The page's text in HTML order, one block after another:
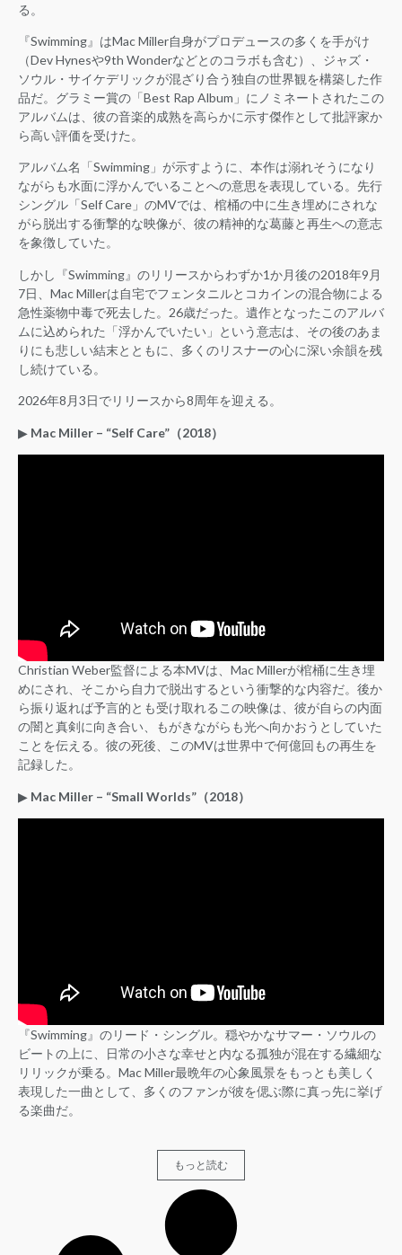
る。
『Swimming』はMac Miller自身がプロデュースの多くを手がけ
（Dev Hynesや9th Wonderなどとのコラボも含む）、ジャズ・
ソウル・サイケデリックが混ざり合う独自の世界観を構築した作
品だ。グラミー賞の「Best Rap Album」にノミネートされたこの
アルバムは、彼の音楽的成熟を高らかに示す傑作として批評家か
ら高い評価を受けた。
アルバム名「Swimming」が示すように、本作は溺れそうになり
ながらも水面に浮かんでいることへの意思を表現している。先行
シングル「Self Care」のMVでは、棺桶の中に生き埋めにされな
がら脱出する衝撃的な映像が、彼の精神的な葛藤と再生への意志
を象徴していた。
しかし『Swimming』のリリースからわずか1か月後の2018年9月
7日、Mac Millerは自宅でフェンタニルとコカインの混合物による
急性薬物中毒で死去した。26歳だった。遺作となったこのアルバ
ムに込められた「浮かんでいたい」という意志は、その後のあま
りにも悲しい結末とともに、多くのリスナーの心に深い余韻を残
し続けている。
2026年8月3日でリリースから8周年を迎える。
▶︎ Mac Miller – “Self Care”（2018）
Christian Weber監督による本MVは、Mac Millerが棺桶に生き埋
めにされ、そこから自力で脱出するという衝撃的な内容だ。後か
ら振り返れば予言的とも受け取れるこの映像は、彼が自らの内面
の闇と真剣に向き合い、もがきながらも光へ向かおうとしていた
ことを伝える。彼の死後、このMVは世界中で何億回もの再生を
記録した。
▶︎ Mac Miller – “Small Worlds”（2018）
『Swimming』のリード・シングル。穏やかなサマー・ソウルの
ビートの上に、日常の小さな幸せと内なる孤独が混在する繊細な
リリックが乗る。Mac Miller最晩年の心象風景をもっとも美しく
表現した一曲として、多くのファンが彼を偲ぶ際に真っ先に挙げ
る楽曲だ。
もっと読む